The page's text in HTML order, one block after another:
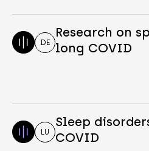
DE
Research on
long COVID
LU
Sleep
COVID